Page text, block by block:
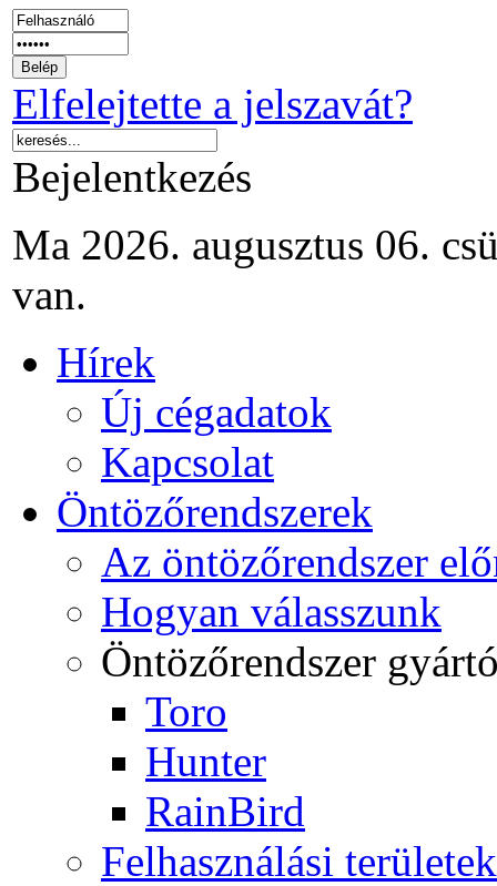
Elfelejtette a jelszavát?
Bejelentkezés
Ma 2026. augusztus 06.
van.
Hírek
Új cégadatok
Kapcsolat
Öntözőrendszerek
Az öntözőrendszer
Hogyan válasszunk
Öntözőrendszer
Toro
Hunter
RainBird
Felhasználási területek